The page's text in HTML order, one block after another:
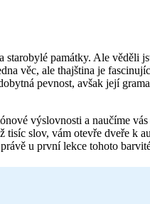
památky. Ale
věc, ale thajština je
pevnost, avšak její
výslovnosti a naučíme
slov, vám otevře dveře k
u první lekce tohoto